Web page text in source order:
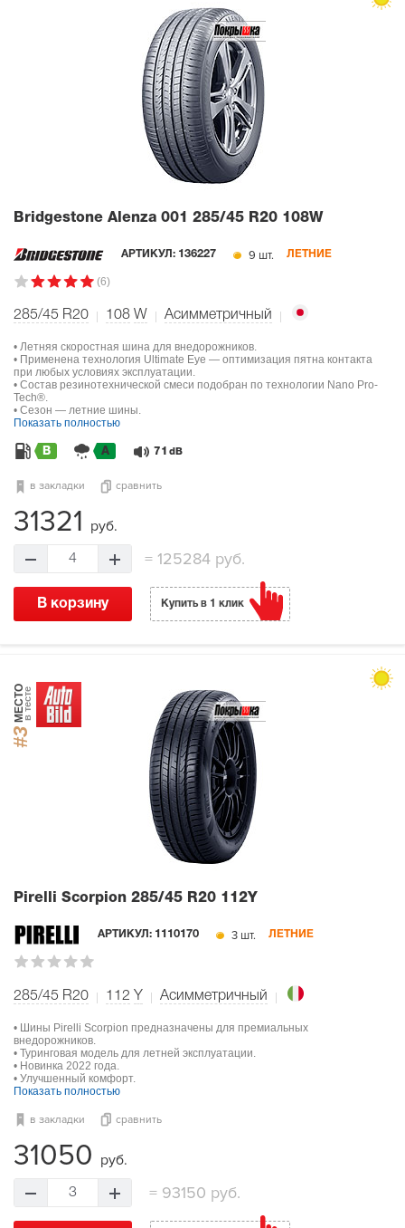
Bridgestone Alenza 001 285/45 R20 108W
АРТИКУЛ: 136227 9 шт. ЛЕТНИЕ
(6)
285/45 R20 108 W Асимметричный
• Летняя скоростная шина для внедорожников.
• Применена технология Ultimate Eye — оптимизация пятна контакта
при любых условиях эксплуатации.
• Состав резинотехнической смеси подобран по технологии Nano Pro-
Tech®.
• Сезон — летние шины.
Показать полностью
B A 71 dB
в закладки сравнить
31321 руб.
4 = 125284 руб.
В корзину Купить в 1 клик
#3
МЕСТОв тесте
Pirelli Scorpion 285/45 R20 112Y
АРТИКУЛ: 1110170 3 шт. ЛЕТНИЕ
285/45 R20 112 Y Асимметричный
• Шины Pirelli Scorpion предназначены для премиальных
внедорожников.
• Туринговая модель для летней эксплуатации.
• Новинка 2022 года.
• Улучшенный комфорт.
Показать полностью
в закладки сравнить
31050 руб.
3 = 93150 руб.